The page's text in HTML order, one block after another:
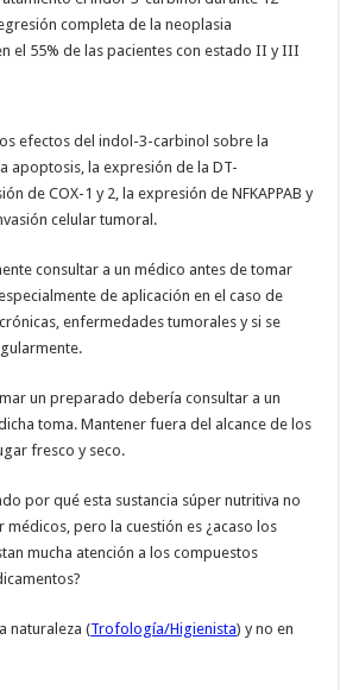
completa de la neoplasia
el 55% de las pacientes con estado II y III
efectos del indol-3-carbinol sobre la
apoptosis, la expresión de la DT-
de COX-1 y 2, la expresión de NFKAPPAB y
celular tumoral.
consultar a un médico antes de tomar
de aplicación en el caso de
enfermedades tumorales y si se
un preparado debería consultar a un
toma. Mantener fuera del alcance de los
fresco y seco.
por qué esta sustancia súper nutritiva no
pero la cuestión es ¿acaso los
mucha atención a los compuestos
naturaleza (Trofología/Higienista) y no en